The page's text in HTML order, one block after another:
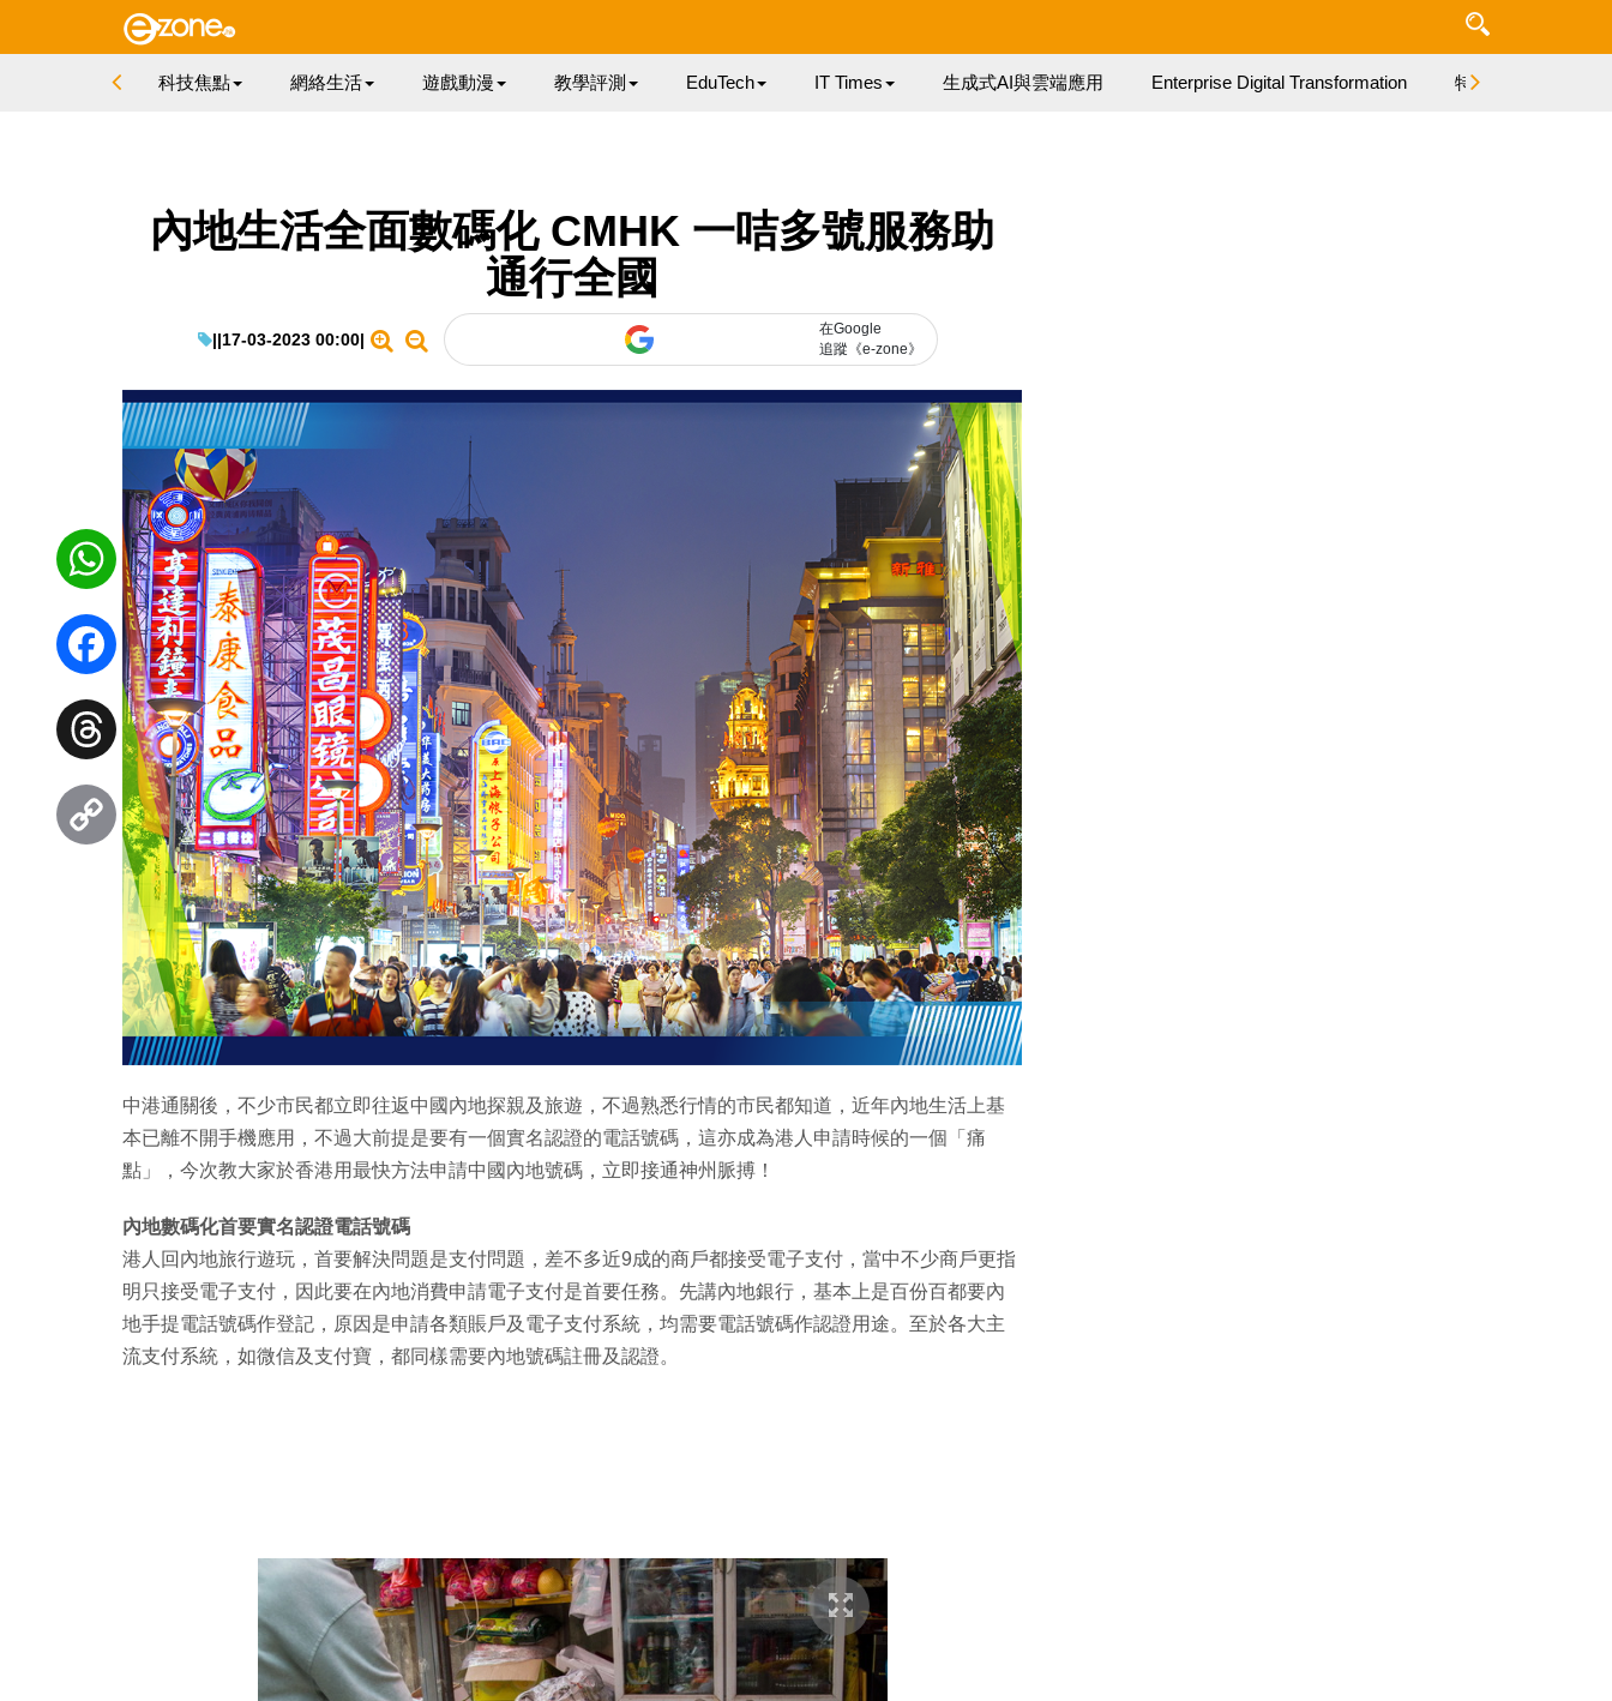
科技焦點 網絡生活 遊戲動漫 教學評測 EduTech IT Times 生成式AI與雲端應用 Enterprise Digital Transformation 特集
內地生活全面數碼化 CMHK 一咭多號服務助
通行全國
||17-03-2023 00:00|
在Google
追蹤《e-zone》
中港通關後，不少市民都立即往返中國內地探親及旅遊，不過熟悉行情的市民都知道，近年內地生活上基
本已離不開手機應用，不過大前提是要有一個實名認證的電話號碼，這亦成為港人申請時候的一個「痛
點」，今次教大家於香港用最快方法申請中國內地號碼，立即接通神州脈搏！
內地數碼化首要實名認證電話號碼
港人回內地旅行遊玩，首要解決問題是支付問題，差不多近9成的商戶都接受電子支付，當中不少商戶更指
明只接受電子支付，因此要在內地消費申請電子支付是首要任務。先講內地銀行，基本上是百份百都要內
地手提電話號碼作登記，原因是申請各類賬戶及電子支付系統，均需要電話號碼作認證用途。至於各大主
流支付系統，如微信及支付寶，都同樣需要內地號碼註冊及認證。
WhatsApp
Facebook
Threads
Copy